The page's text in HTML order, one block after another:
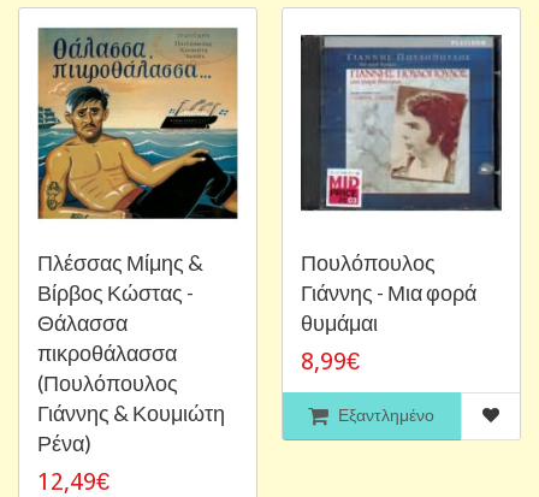
Πλέσσας Μίμης &
Βίρβος Κώστας -
Θάλασσα
πικροθάλασσα
(Πουλόπουλος
Γιάννης & Κουμιώτη
Ρένα)
12,49€
Πουλόπουλος
Γιάννης - Μια φορά
θυμάμαι
8,99€
Εξαντλημένο